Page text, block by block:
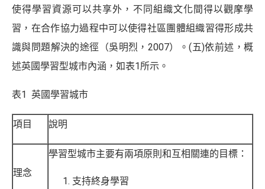
使得學習資源可以共享外，不同組織文化間得以觀摩學
習，在合作協力過程中可以使得社區團體組織習得形成共
識與問題解決的途徑（吳明烈，2007）。(五)依前述，概
述英國學習型城市內涵，如表1所示。
表1 英國學習城市
項目 說明
理念
學習型城市主要有兩項原則和互相關連的目標：
支持終身學習